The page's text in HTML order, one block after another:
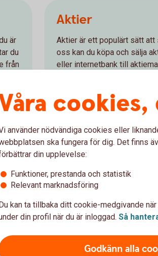
är
du
från
Aktier
Aktier är ett populärt sätt att
oss kan du köpa och sälja
eller internetbank till
Aktier och aktiehandel
Vilken som passar dig
om våra
använder nödvändiga cookies eller
ska fungera för dig. Det finns
din upplevelse:
Funktioner, prestanda och statistik
Relevant marknadsföring
kan ta tillbaka ditt cookie-medgivande
din profil när du är inloggad. Så
Godkänn alla